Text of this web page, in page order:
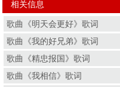
相关信息
歌曲《明天会更好》歌词
歌曲《我的好兄弟》歌词
歌曲《精忠报国》歌词
歌曲《我相信》歌词